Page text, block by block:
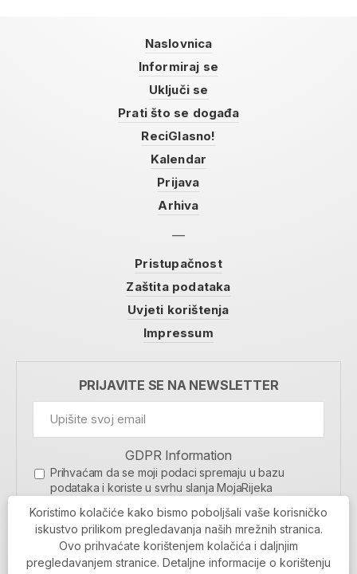
Naslovnica
Informiraj se
Uključi se
Prati što se događa
ReciGlasno!
Kalendar
Prijava
Arhiva
Pristupačnost
Zaštita podataka
Uvjeti korištenja
Impressum
PRIJAVITE SE NA NEWSLETTER
GDPR Information
Prihvaćam da se moji podaci spremaju u bazu
podataka i koriste u svrhu slanja MojaRijeka
MOJARIJEKA NEWSLETTER
PRIJAVI SE
Koristimo kolačiće kako bismo poboljšali vaše korisničko
iskustvo prilikom pregledavanja naših mrežnih stranica.
Ovo prihvaćate korištenjem kolačića i daljnjim
pregledavanjem stranice. Detaljne informacije o korištenju